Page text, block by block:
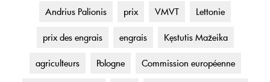
Andrius Palionis prix VMVT Lettonie
prix des engrais engrais Kęstutis Mažeika
agriculteurs Pologne Commission européenne